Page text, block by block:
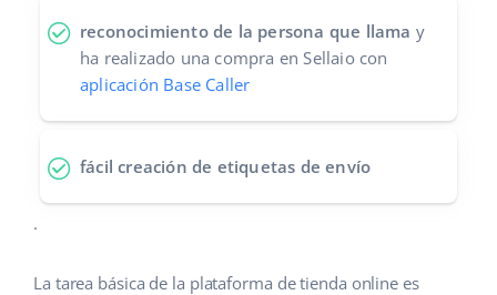
reconocimiento de la persona que llama y
ha realizado una compra en Sellaio con
aplicación Base Caller
fácil creación de etiquetas de envío
.
La tarea básica de la plataforma de tienda online es